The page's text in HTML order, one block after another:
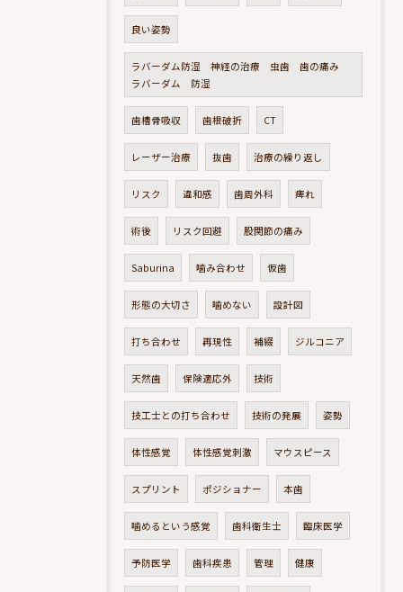
良い姿勢
ラバーダム防湿 神経の治療 虫歯 歯の痛み
ラバーダム 防湿
歯槽骨吸収 歯根破折 CT
レーザー治療 抜歯 治療の繰り返し
リスク 違和感 歯周外科 痺れ
術後 リスク回避 股関節の痛み
Saburina 噛み合わせ 仮歯
形態の大切さ 噛めない 設計図
打ち合わせ 再現性 補綴 ジルコニア
天然歯 保険適応外 技術
技工士との打ち合わせ 技術の発展 姿勢
体性感覚 体性感覚刺激 マウスピース
スプリント ポジショナー 本歯
噛めるという感覚 歯科衛生士 臨床医学
予防医学 歯科疾患 管理 健康